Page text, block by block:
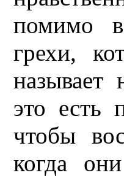
помимо
грехи,
это есть
чтобы
когда